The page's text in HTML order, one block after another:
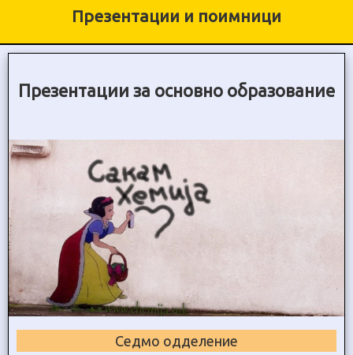
Презентации и поимници
Презентации за основно образование
Седмо одделение